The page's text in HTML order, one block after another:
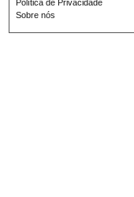
Política de Privacidade
Sobre nós